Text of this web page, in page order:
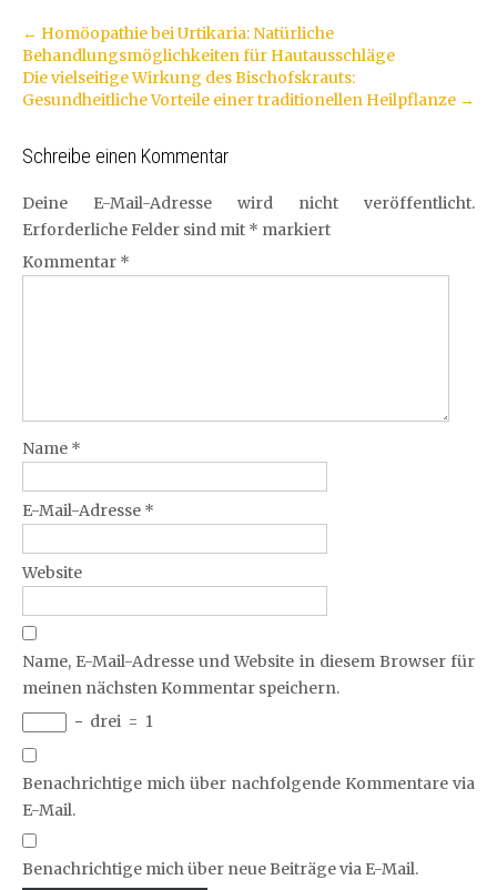
Artikel-
Navigation
← Homöopathie bei Urtikaria: Natürliche
Behandlungsmöglichkeiten für Hautausschläge
Die vielseitige Wirkung des Bischofskrauts:
Gesundheitliche Vorteile einer traditionellen Heilpflanze →
Schreibe einen Kommentar
Deine E-Mail-Adresse wird nicht veröffentlicht.
Erforderliche Felder sind mit * markiert
Kommentar *
Name *
E-Mail-Adresse *
Website
Name, E-Mail-Adresse und Website in diesem Browser für
meinen nächsten Kommentar speichern.
− drei = 1
Benachrichtige mich über nachfolgende Kommentare via
E-Mail.
Benachrichtige mich über neue Beiträge via E-Mail.